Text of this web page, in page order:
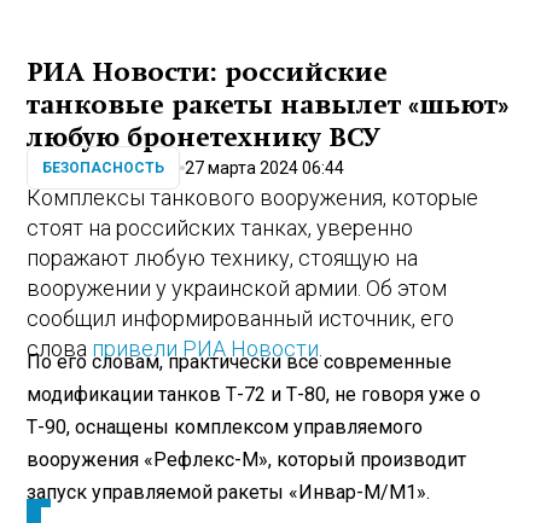
РИА Новости: российские
танковые ракеты навылет «шьют»
любую бронетехнику ВСУ
БЕЗОПАСНОСТЬ 27 марта 2024 06:44
Комплексы танкового вооружения, которые
стоят на российских танках, уверенно
поражают любую технику, стоящую на
вооружении у украинской армии. Об этом
сообщил информированный источник, его
слова привели РИА Новости
По его словам, практически все современные
модификации танков Т-72 и Т-80, не говоря уже о
Т-90, оснащены комплексом управляемого
вооружения «Рефлекс-М», который производит
запуск управляемой ракеты «Инвар-М/М1».